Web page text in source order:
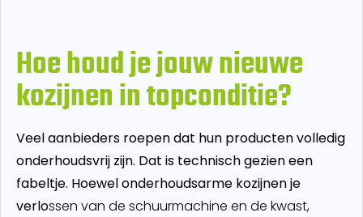
Hoe houd je jouw nieuwe
kozijnen in topconditie?
Veel aanbieders roepen dat hun producten volledig
onderhoudsvrij zijn. Dat is technisch gezien een
fabeltje. Hoewel onderhoudsarme kozijnen je
verlossen van de schuurmachine en de kwast,